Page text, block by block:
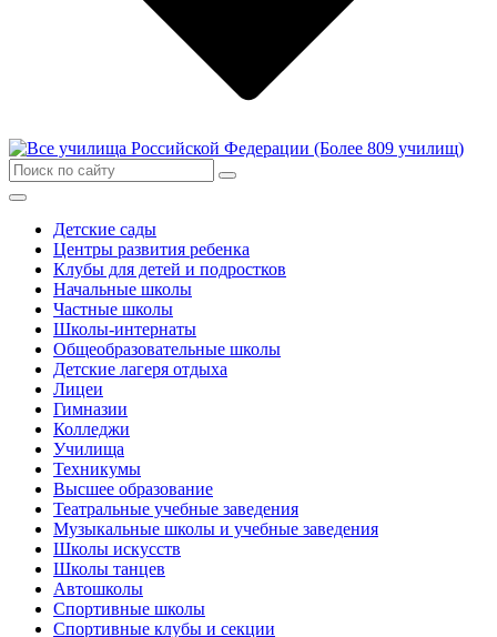
Детские сады
Центры развития ребенка
Клубы для детей и подростков
Начальные школы
Частные школы
Школы-интернаты
Общеобразовательные школы
Детские лагеря отдыха
Лицеи
Гимназии
Колледжи
Училища
Техникумы
Высшее образование
Театральные учебные заведения
Музыкальные школы и учебные заведения
Школы искусств
Школы танцев
Автошколы
Спортивные школы
Спортивные клубы и секции